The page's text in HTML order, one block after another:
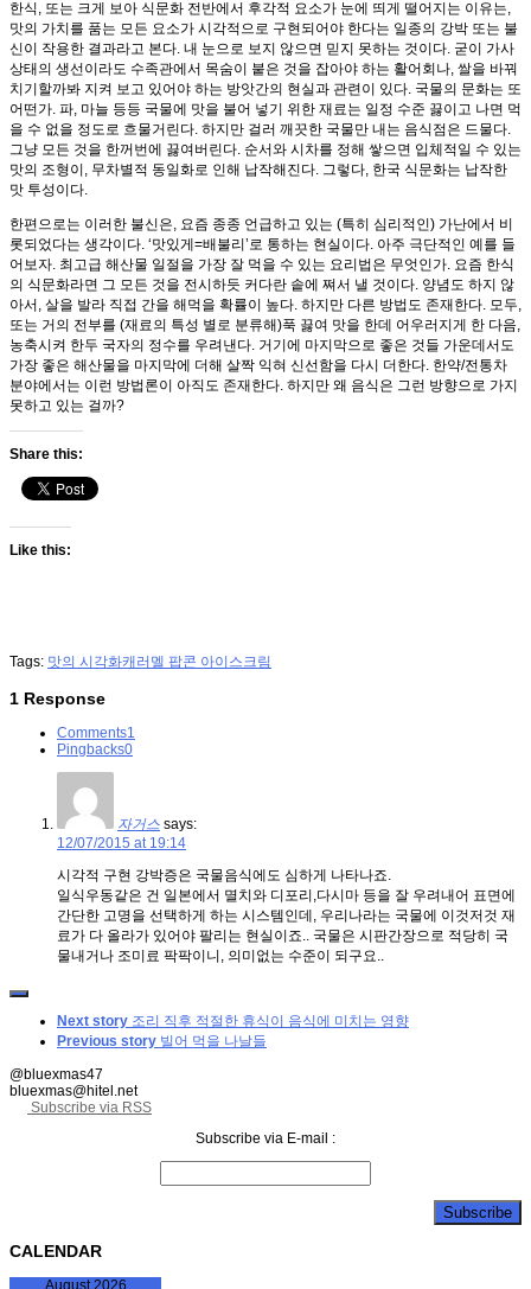
한식, 또는 크게 보아 식문화 전반에서 후각적 요소가 눈에 띄게 떨어지는 이유는,
맛의 가치를 품는 모든 요소가 시각적으로 구현되어야 한다는 일종의 강박 또는 불
신이 작용한 결과라고 본다. 내 눈으로 보지 않으면 믿지 못하는 것이다. 굳이 가사
상태의 생선이라도 수족관에서 목숨이 붙은 것을 잡아야 하는 활어회나, 쌀을 바꿔
치기할까봐 지켜 보고 있어야 하는 방앗간의 현실과 관련이 있다. 국물의 문화는 또
어떤가. 파, 마늘 등등 국물에 맛을 불어 넣기 위한 재료는 일정 수준 끓이고 나면 먹
을 수 없을 정도로 흐물거린다. 하지만 걸러 깨끗한 국물만 내는 음식점은 드물다.
그냥 모든 것을 한꺼번에 끓여버린다. 순서와 시차를 정해 쌓으면 입체적일 수 있는
맛의 조형이, 무차별적 동일화로 인해 납작해진다. 그렇다, 한국 식문화는 납작한
맛 투성이다.
한편으로는 이러한 불신은, 요즘 종종 언급하고 있는 (특히 심리적인) 가난에서 비
롯되었다는 생각이다. ‘맛있게=배불리’로 통하는 현실이다. 아주 극단적인 예를 들
어보자. 최고급 해산물 일절을 가장 잘 먹을 수 있는 요리법은 무엇인가. 요즘 한식
의 식문화라면 그 모든 것을 전시하듯 커다란 솥에 쪄서 낼 것이다. 양념도 하지 않
아서, 살을 발라 직접 간을 해먹을 확률이 높다. 하지만 다른 방법도 존재한다. 모두,
또는 거의 전부를 (재료의 특성 별로 분류해)푹 끓여 맛을 한데 어우러지게 한 다음,
농축시켜 한두 국자의 정수를 우려낸다. 거기에 마지막으로 좋은 것들 가운데서도
가장 좋은 해산물을 마지막에 더해 살짝 익혀 신선함을 다시 더한다. 한약/전통차
분야에서는 이런 방법론이 아직도 존재한다. 하지만 왜 음식은 그런 방향으로 가지
못하고 있는 걸까?
Share this:
Like this:
Tags: 맛의 시각화캐러멜 팝콘 아이스크림
1 Response
Comments1
Pingbacks0
자거스 says:
12/07/2015 at 19:14
시각적 구현 강박증은 국물음식에도 심하게 나타나죠.
일식우동같은 건 일본에서 멸치와 디포리,다시마 등을 잘 우려내어 표면에
간단한 고명을 선택하게 하는 시스템인데, 우리나라는 국물에 이것저것 재
료가 다 올라가 있어야 팔리는 현실이죠.. 국물은 시판간장으로 적당히 국
물내거나 조미료 팍팍이니, 의미없는 수준이 되구요..
Next story 조리 직후 적절한 휴식이 음식에 미치는 영향
Previous story 빌어 먹을 나날들
@bluexmas47
bluexmas@hitel.net
Subscribe via RSS
Subscribe via E-mail :
CALENDAR
August 2026